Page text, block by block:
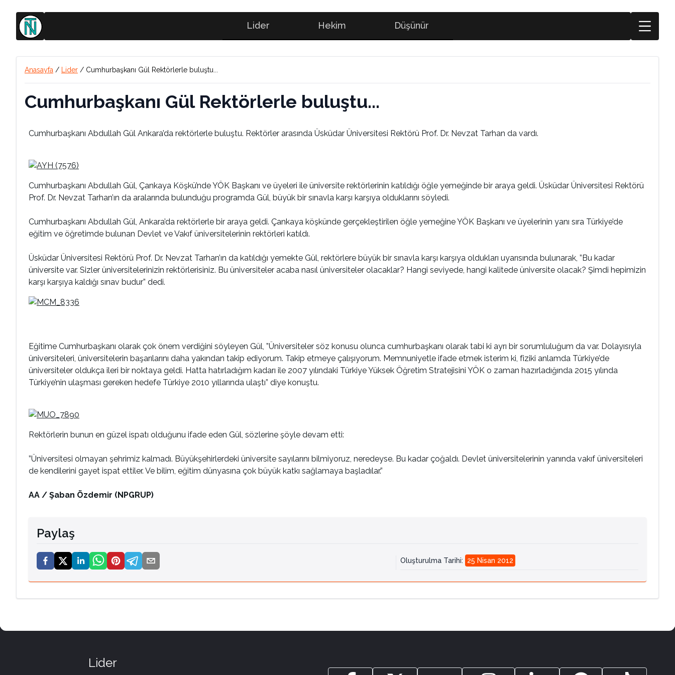
Lider Hekim Düşünür
Anasayfa / Lider / Cumhurbaşkanı Gül Rektörlerle buluştu...
Cumhurbaşkanı Gül Rektörlerle buluştu...
Cumhurbaşkanı Abdullah Gül Ankara’da rektörlerle buluştu. Rektörler arasında Üsküdar Üniversitesi Rektörü Prof. Dr. Nevzat Tarhan da vardı.
Cumhurbaşkanı Abdullah Gül, Çankaya Köşkü’nde YÖK Başkanı ve üyeleri ile üniversite rektörlerinin katıldığı öğle yemeğinde bir araya geldi. Üsküdar Üniversitesi Rektörü
Prof. Dr. Nevzat Tarhan’ın da aralarında bulunduğu programda Gül, büyük bir sınavla karşı karşıya olduklarını söyledi.
Cumhurbaşkanı Abdullah Gül, Ankara’da rektörlerle bir araya geldi. Çankaya köşkünde gerçekleştirilen öğle yemeğine YÖK Başkanı ve üyelerinin yanı sıra Türkiye’de
eğitim ve öğretimde bulunan Devlet ve Vakıf üniversitelerinin rektörleri katıldı.
Üsküdar Üniversitesi Rektörü Prof. Dr. Nevzat Tarhan’ın da katıldığı yemekte Gül, rektörlere büyük bir sınavla karşı karşıya oldukları uyarısında bulunarak, ”Bu kadar
üniversite var. Sizler üniversitelerinizin rektörlerisiniz. Bu üniversiteler acaba nasıl üniversiteler olacaklar? Hangi seviyede, hangi kalitede üniversite olacak? Şimdi hepimizin
karşı karşıya kaldığı sınav budur” dedi.
Eğitime Cumhurbaşkanı olarak çok önem verdiğini söyleyen Gül, ”Üniversiteler söz konusu olunca cumhurbaşkanı olarak tabi ki ayrı bir sorumluluğum da var. Dolayısıyla
üniversiteleri, üniversitelerin başarılarını daha yakından takip ediyorum. Takip etmeye çalışıyorum. Memnuniyetle ifade etmek isterim ki, fiziki anlamda Türkiye’de
üniversiteler oldukça ileri bir noktaya geldi. Hatta hatırladığım kadarı ile 2007 yılındaki Türkiye Yüksek Öğretim Stratejisini YÖK o zaman hazırladığında 2015 yılında
Türkiye’nin ulaşması gereken hedefe Türkiye 2010 yıllarında ulaştı” diye konuştu.
Rektörlerin bunun en güzel ispatı olduğunu ifade eden Gül, sözlerine şöyle devam etti:
”Üniversitesi olmayan şehrimiz kalmadı. Büyükşehirlerdeki üniversite sayılarını bilmiyoruz, neredeyse. Bu kadar çoğaldı. Devlet üniversitelerinin yanında vakıf üniversiteleri
de kendilerini gayet ispat ettiler. Ve bilim, eğitim dünyasına çok büyük katkı sağlamaya başladılar.”
AA / Şaban Özdemir (NPGRUP)
Paylaş
Oluşturulma Tarihi: 25 Nisan 2012
Lider